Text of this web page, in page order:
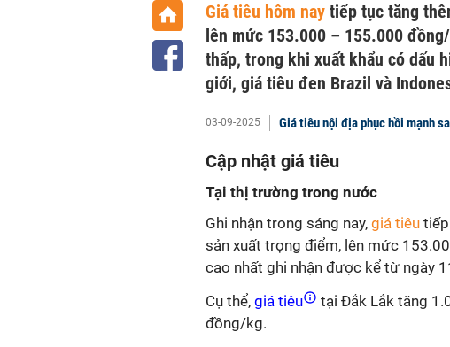
Giá tiêu hôm nay tiếp tục tăng
lên mức 153.000 – 155.000
thấp, trong khi xuất khẩu có dấu
giới, giá tiêu đen Brazil và
03-09-2025 Giá tiêu nội địa phục hồi mạnh
Cập nhật giá tiêu
Tại thị trường trong nước
Ghi nhận trong sáng nay, giá tiêu
sản xuất trọng điểm, lên mức
cao nhất ghi nhận được kể từ ngày
Cụ thể, giá tiêu
tại Đắk Lắk tăng
đồng/kg.